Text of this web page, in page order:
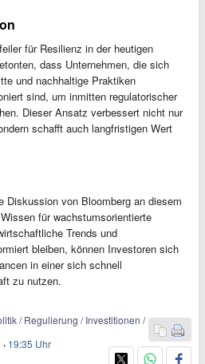
für Resilienz in der heutigen
dass Unternehmen, die sich
und nachhaltige Praktiken
sind, um inmitten regulatorischer
Dieser Ansatz verbessert nicht nur
schafft auch langfristigen Wert
Diskussion von Bloomberg an diesem
für wachstumsorientierte
Trends und
bleiben, können Investoren sich
in einer sich schnell
zu nutzen.
/ Regulierung / Investitionen /
· 19:35 Uhr